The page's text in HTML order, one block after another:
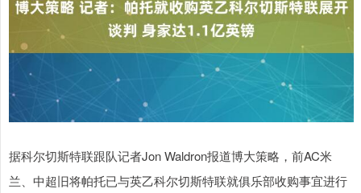
据科尔切斯特联跟队记者Jon Waldron报道博大策略，前AC米
兰、中超旧将帕托已与英乙科尔切斯特联就俱乐部收购事宜进行